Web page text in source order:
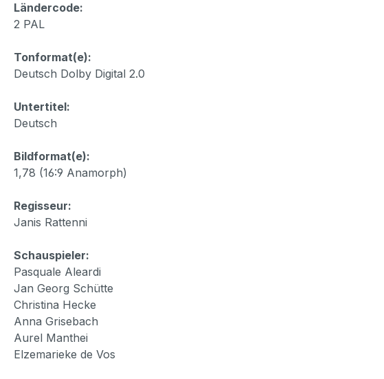
Ländercode:
2 PAL
Tonformat(e):
Deutsch Dolby Digital 2.0
Untertitel:
Deutsch
Bildformat(e):
1,78 (16:9 Anamorph)
Regisseur:
Janis Rattenni
Schauspieler:
Pasquale Aleardi
Jan Georg Schütte
Christina Hecke
Anna Grisebach
Aurel Manthei
Elzemarieke de Vos